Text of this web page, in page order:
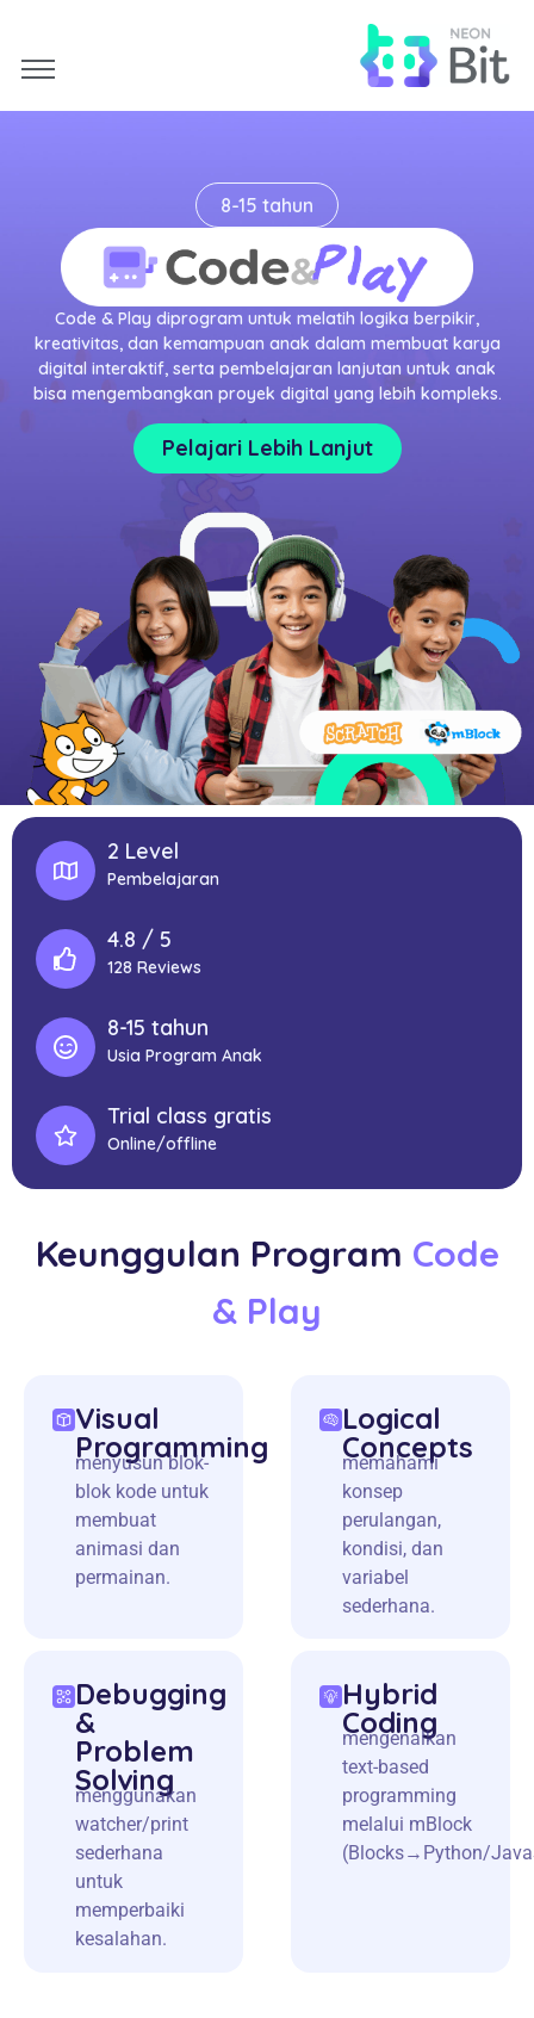
8-15 tahun
Code & Play diprogram untuk melatih logika berpikir,
kreativitas, dan kemampuan anak dalam membuat karya
digital interaktif, serta pembelajaran lanjutan untuk anak
bisa mengembangkan proyek digital yang lebih kompleks.
Pelajari Lebih Lanjut
2 Level
Pembelajaran
4.8 / 5
128 Reviews
8-15 tahun
Usia Program Anak
Trial class gratis
Online/offline
Keunggulan Program Code
& Play
Visual
Programming
menyusun blok-
blok kode untuk
membuat
animasi dan
permainan.
Logical
Concepts
memahami
konsep
perulangan,
kondisi, dan
variabel
sederhana.
Debugging
&
Problem
Solving
menggunakan
watcher/print
sederhana
untuk
memperbaiki
kesalahan.
Hybrid
Coding
mengenalkan
text-based
programming
melalui mBlock
(Blocks→Python/